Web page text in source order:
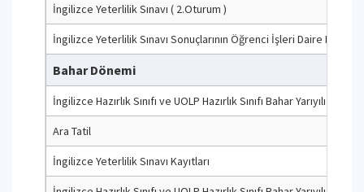
İngilizce Yeterlilik Sınavı ( 2.Oturum )
İngilizce Yeterlilik Sınavı Sonuçlarının Öğrenci İşleri Daire
Bahar Dönemi
İngilizce Hazırlık Sınıfı ve UOLP Hazırlık Sınıfı Bahar Yarıyılı
Ara Tatil
İngilizce Yeterlilik Sınavı Kayıtları